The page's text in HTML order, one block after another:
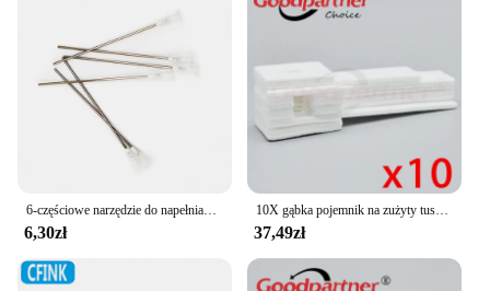
6-częściowe narzędzie do napełniania atramentu 10 ml igła strzykawkowa do Epson Canon Hp Brother Ricoh CISS Tank Zestaw atramentów do napełniania wkładów do napełniania
6,30zł
10X gąbka pojemnik na zużyty tusz do EPSON L355 L210 L120 L365 L110 L111 L111 L132 L211 L220 L222 L300 L301 L360 L362 L363 L366 L455
37,49zł